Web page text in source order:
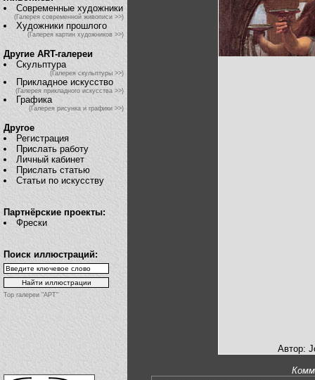
Современные художники
(Галерея современной живописи >>)
Художники прошлого
(Галерея картин художников >>)
Другие ART-галереи
Скульптура
(Галерея скульптуры >>)
Прикладное искусство
(Галерея прикладного искусства >>)
Графика
(Галерея рисунка и графики >>)
Другое
Регистрация
Прислать работу
Личный кабинет
Прислать статью
Статьи по искусству
Партнёрские проекты:
Фрески
Поиск иллюстраций:
Top галереи "АРТ"
Автор: